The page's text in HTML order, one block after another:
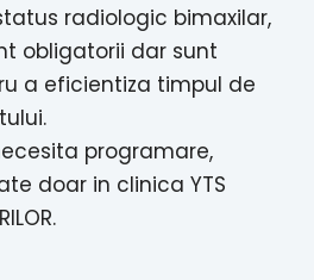
radiologic bimaxilar,
obligatorii dar sunt
a eficientiza timpul de
programare,
doar in clinica YTS